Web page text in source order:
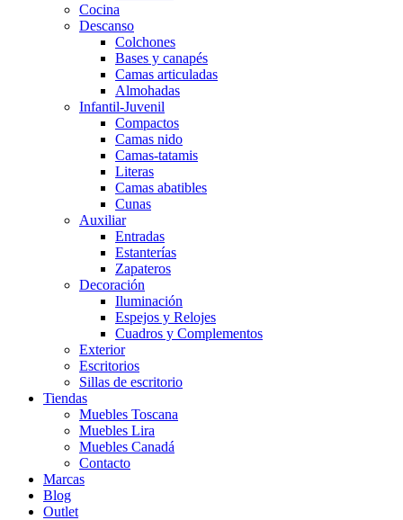
Cocina
Descanso
Colchones
Bases y canapés
Camas articuladas
Almohadas
Infantil-Juvenil
Compactos
Camas nido
Camas-tatamis
Literas
Camas abatibles
Cunas
Auxiliar
Entradas
Estanterías
Zapateros
Decoración
Iluminación
Espejos y Relojes
Cuadros y Complementos
Exterior
Escritorios
Sillas de escritorio
Tiendas
Muebles Toscana
Muebles Lira
Muebles Canadá
Contacto
Marcas
Blog
Outlet